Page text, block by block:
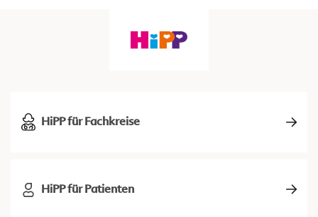
HiPP für Fachkreise
HiPP für Patienten